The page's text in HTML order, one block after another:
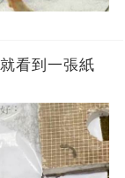
看到一張紙